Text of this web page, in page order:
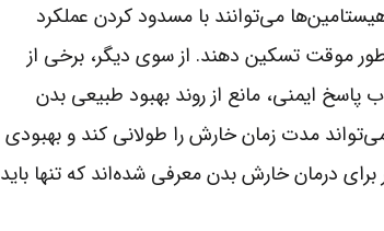
می‌توانند با مسدود کردن عملکرد
موقت تسکین دهند. از سوی دیگر، برخی از
ایمنی، مانع از روند بهبود طبیعی بدن
مدت زمان خارش را طولانی کند و بهبودی
برای درمان خارش بدن معرفی شده‌اند که تنها باید